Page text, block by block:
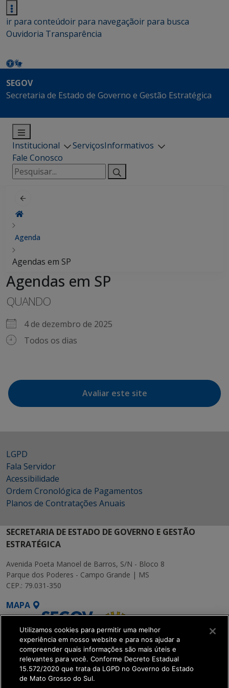
ir para conteúdoir para navegaçãoir para busca
Ouvidoria Transparência
SEGOV
Secretaria de Estado de Governo e Gestão Estratégica
Institucional ServiçosInformativos
Fale Conosco
Pesquisar
por:
Agenda
Agendas em SP
Agendas em SP
QUANDO
4 de dezembro de 2025
Todos os dias
Avaliar este site
LGPD
Fala Servidor
Acessibilidade
Ordem Cronológica de Pagamentos
Planos de Contratações Anuais
SECRETARIA DE ESTADO DE GOVERNO E GESTÃO
ESTRATÉGICA
Avenida Poeta Manoel de Barros, S/N - Bloco 8
Parque dos Poderes - Campo Grande | MS
CEP.: 79.031-350
MAPA
SETDIG | Secretaria-
Executiva de
Utilizamos cookies para permitir uma melhor
experiência em nosso website e para nos ajudar a
compreender quais informações são mais úteis e
relevantes para você. Conforme Decreto Estadual
15.572/2020 que trata da LGPD no Governo do Estado
de Mato Grosso do Sul.